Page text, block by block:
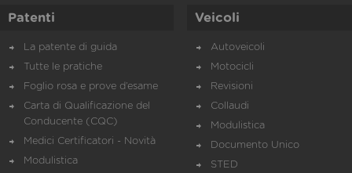
Patenti
La patente di guida
Tutte le pratiche
Foglio rosa e prove d’esame
Carta di Qualificazione del
Conducente (CQC)
Medici Certificatori - Novità
Modulistica
Veicoli
Autoveicoli
Motocicli
Revisioni
Collaudi
Modulistica
Documento Unico
STED